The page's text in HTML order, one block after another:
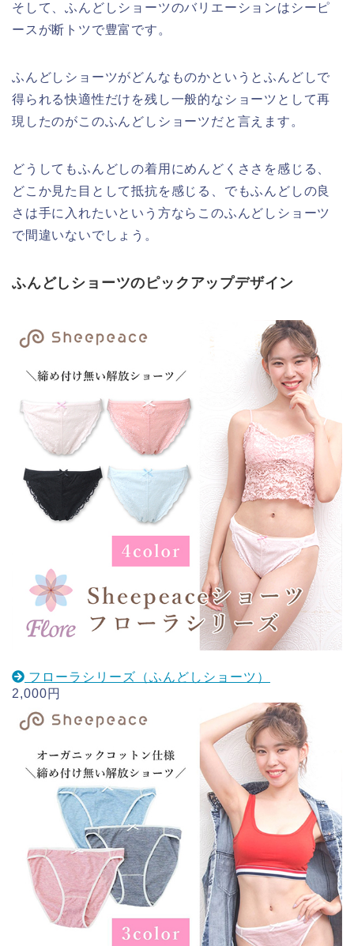
そして、ふんどしショーツのバリエーションはシーピ
ースが断トツで豊富です。
ふんどしショーツがどんなものかというとふんどしで
得られる快適性だけを残し一般的なショーツとして再
現したのがこのふんどしショーツだと言えます。
どうしてもふんどしの着用にめんどくささを感じる、
どこか見た目として抵抗を感じる、でもふんどしの良
さは手に入れたいという方ならこのふんどしショーツ
で間違いないでしょう。
ふんどしショーツのピックアップデザイン
フローラシリーズ（ふんどしショーツ）
2,000円